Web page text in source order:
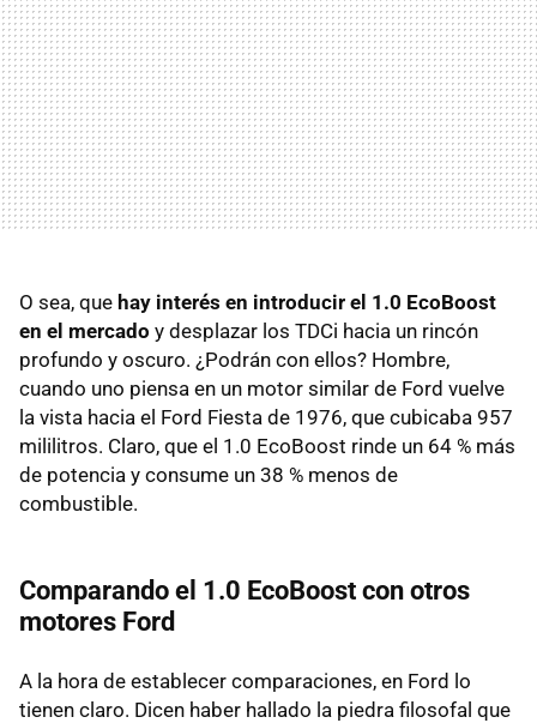
O sea, que hay interés en introducir el 1.0 EcoBoost
en el mercado y desplazar los TDCi hacia un rincón
profundo y oscuro. ¿Podrán con ellos? Hombre,
cuando uno piensa en un motor similar de Ford vuelve
la vista hacia el Ford Fiesta de 1976, que cubicaba 957
mililitros. Claro, que el 1.0 EcoBoost rinde un 64 % más
de potencia y consume un 38 % menos de
combustible.
Comparando el 1.0 EcoBoost con otros
motores Ford
A la hora de establecer comparaciones, en Ford lo
tienen claro. Dicen haber hallado la piedra filosofal que